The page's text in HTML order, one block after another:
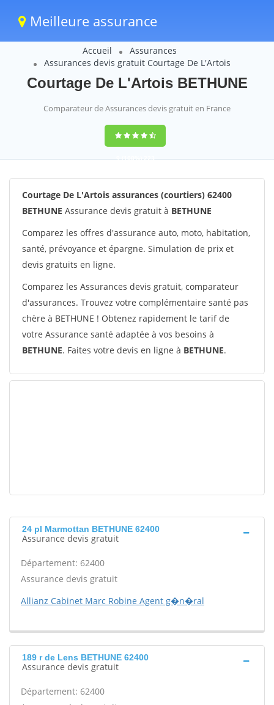
Meilleure assurance
Accueil
Assurances
Assurances devis gratuit Courtage De L'Artois
Courtage De L'Artois BETHUNE
Comparateur de Assurances devis gratuit en France
9(100%)223
votes
Courtage De L'Artois assurances (courtiers) 62400
BETHUNE Assurance devis gratuit à BETHUNE
Comparez les offres d'assurance auto, moto, habitation,
santé, prévoyance et épargne. Simulation de prix et
devis gratuits en ligne.
Comparez les Assurances devis gratuit, comparateur
d'assurances. Trouvez votre complémentaire santé pas
chère à BETHUNE ! Obtenez rapidement le tarif de
votre Assurance santé adaptée à vos besoins à
BETHUNE. Faites votre devis en ligne à BETHUNE.
24 pl Marmottan BETHUNE 62400
Assurance devis gratuit
Département: 62400
Assurance devis gratuit
Allianz Cabinet Marc Robine Agent g�n�ral
189 r de Lens BETHUNE 62400
Assurance devis gratuit
Département: 62400